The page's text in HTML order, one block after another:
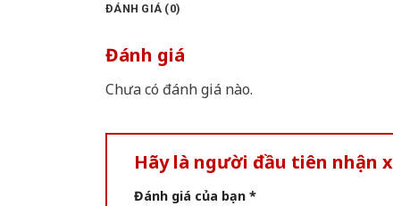
ĐÁNH GIÁ (0)
Đánh giá
Chưa có đánh giá nào.
Hãy là người đầu tiên nhận
Đánh giá của bạn *